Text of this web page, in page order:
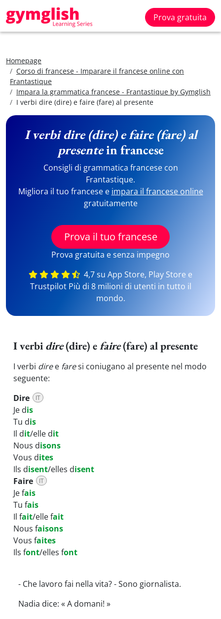
Prova gratuita
Homepage
Corso di francese - Imparare il francese online con
Frantastique
Impara la grammatica francese - Frantastique by Gymglish
I verbi dire (dire) e faire (fare) al presente
I verbi dire (dire) e faire (fare) al
presentein francese
Consigli di grammatica francese con
Frantastique.
Migliora il tuo francese e impara il francese online
gratuitamente
Prova il tuo francese
Prova gratuita e senza impegno
4,7 su App Store, Play Store e
Trustpilot Più di 8 milioni di utenti in tutto il
mondo.
I verbi dire(dire) efaire(fare) al presente
I verbi diree faresi coniugano al presente nel modo
seguente:
Dire
IT
Je dis
Tu dis
Il dit/elle dit
Nous disons
Vous dites
Ils disent/elles disent
Faire
IT
Je fais
Tu fais
Il fait/elle fait
Nous faisons
Vous faites
Ils font/elles font
- Che lavoro fai nella vita? - Sono giornalista.
Nadia dice: « A domani! »